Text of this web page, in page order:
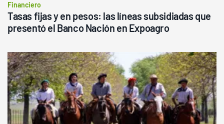
Financiero
Tasas fijas y en pesos: las líneas subsidiadas que
presentó el Banco Nación en Expoagro